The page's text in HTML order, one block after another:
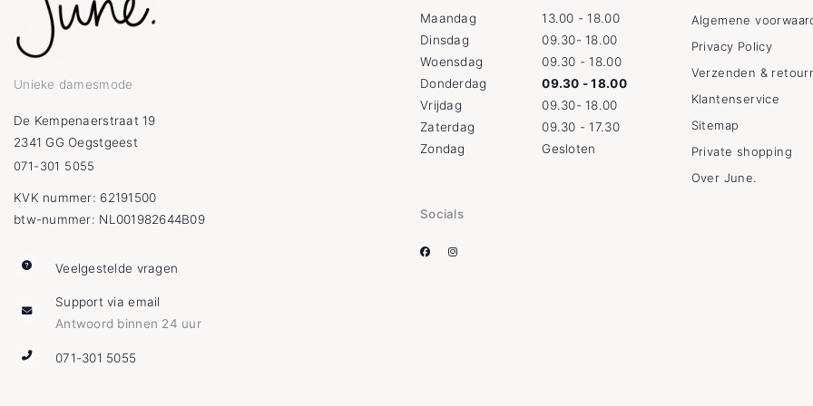
Unieke damesmode
De Kempenaerstraat 19
2341 GG Oegstgeest
071-301 5055
KVK nummer: 62191500
btw-nummer: NL001982644B09
Veelgestelde vragen
Support via email
Antwoord binnen 24 uur
071-301 5055
Maandag
13.00 - 18.00
Dinsdag
09.30- 18.00
Woensdag
09.30 - 18.00
Donderdag
09.30 - 18.00
Vrijdag
09.30- 18.00
Zaterdag
09.30 - 17.30
Zondag
Gesloten
Socials
Algemene
Privacy Policy
Verzenden &
Klantenservice
Sitemap
Private shopping
Over June.